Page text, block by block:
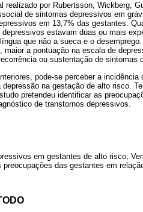
realizado por Rubertsson, Wickberg,
de sintomas depressivos em
em 13,7% das gestantes.
estavam duas ou mais
que não a sueca e o
a pontuação na escala de
ou sustentação de sintomas
pode-se perceber a
na gestação de alto risco.
pretendeu identificar as
de transtornos depressivos.
em gestantes de alto risco;
preocupações das gestantes em